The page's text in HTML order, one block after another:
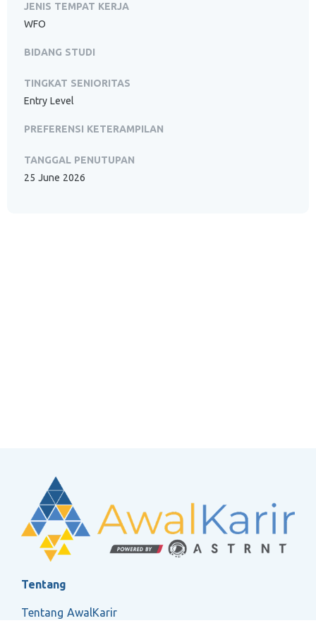
JENIS TEMPAT KERJA
WFO
BIDANG STUDI
TINGKAT SENIORITAS
Entry Level
PREFERENSI KETERAMPILAN
TANGGAL PENUTUPAN
25 June 2026
Tentang
Tentang AwalKarir